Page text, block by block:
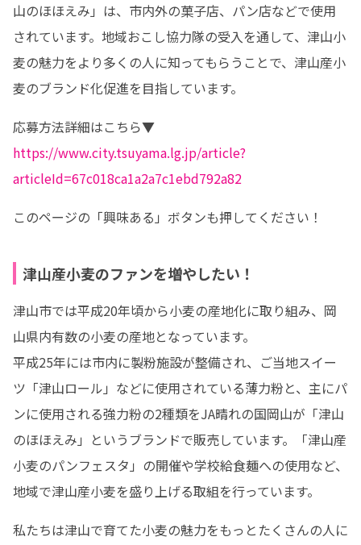
山のほほえみ」は、市内外の菓子店、パン店などで使用
されています。地域おこし協力隊の受入を通して、津山小
麦の魅力をより多くの人に知ってもらうことで、津山産小
麦のブランド化促進を目指しています。
https://www.city.tsuyama.lg.jp/article?
articleId=67c018ca1a2a7c1ebd792a82
このページの「興味ある」ボタンも押してください！
津山産小麦のファンを増やしたい！
津山市では平成20年頃から小麦の産地化に取り組み、岡
山県内有数の小麦の産地となっています。
平成25年には市内に製粉施設が整備され、ご当地スイー
ツ「津山ロール」などに使用されている薄力粉と、主にパ
ンに使用される強力粉の2種類をJA晴れの国岡山が「津山
のほほえみ」というブランドで販売しています。「津山産
小麦のパンフェスタ」の開催や学校給食麺への使用など、
地域で津山産小麦を盛り上げる取組を行っています。
私たちは津山で育てた小麦の魅力をもっとたくさんの人に